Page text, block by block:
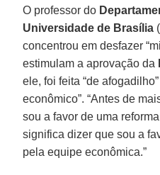
O professor do
Universidade de Brasília (
concentrou em desfazer
estimulam a aprovação da
ele, foi feita “de
econômico”. “Antes de
sou a favor de uma
significa dizer que sou a
pela equipe econômica.”